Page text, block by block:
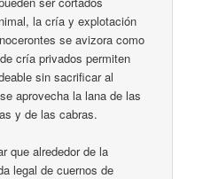
la cría y explotación
se avizora como
cría privados permiten
sin sacrificar al
aprovecha la lana de las
y de las cabras.
que alrededor de la
legal de cuernos de